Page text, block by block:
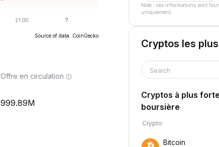
Source of data: CoinGecko
Offre en circulation
999.89M
Note : ces informations sont
uniquement.
Cryptos les
Search
Cryptos à plus
boursière
Crypto
Bitcoin